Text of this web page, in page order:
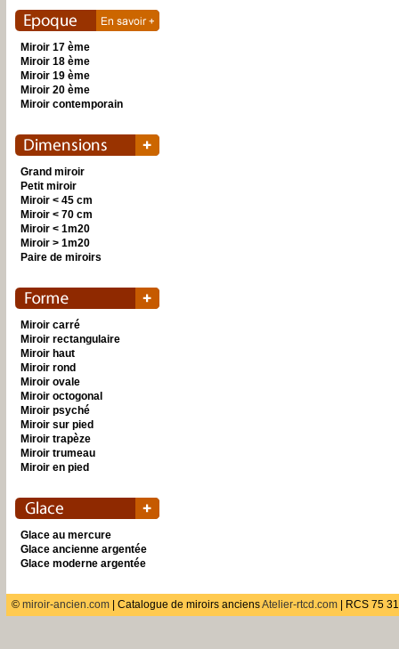
Miroir 17 ème
Miroir 18 ème
Miroir 19 ème
Miroir 20 ème
Miroir contemporain
Grand miroir
Petit miroir
Miroir < 45 cm
Miroir < 70 cm
Miroir < 1m20
Miroir > 1m20
Paire de miroirs
Miroir carré
Miroir rectangulaire
Miroir haut
Miroir rond
Miroir ovale
Miroir octogonal
Miroir psyché
Miroir sur pied
Miroir trapèze
Miroir trumeau
Miroir en pied
Glace au mercure
Glace ancienne argentée
Glace moderne argentée
© miroir-ancien.com| Catalogue de miroirs anciensAtelier-rtcd.com| RCS 75